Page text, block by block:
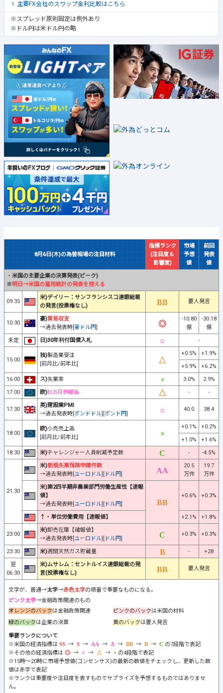
主要FX会社のスワップ金利比較はこちら
※スプレッド原則固定は例外あり
※ドル円は米ドル円の略
8月6日(木)の為替相場の注目材料
指標ランク
(注目度＆
影響度)
市場
予想
値
前回
発表
値
・ 米国の主要企業の決算発表(ピーク)
※明日→米国の雇用統計の発表を控える
09:35
米)デイリー：サンフランシスコ連銀総裁
の発言(投票権なし)
要人発言
10:30
豪)貿易収支
→過去発表時[豪ドル円]
-10.80
億
-30.18
億
未定
日)30年利付国債入札 -
15:00
独)製造業受注
[前月比/前年比]
+0.5%
+1.9%
+5.9%
+6.2%
16:00
ス)失業率 3.0%
2.9%
17:00
欧)ECB月例報告 - -
17:30
英)建設業PMI
→過去発表時[ポンドドル][ポンド円]
40.0 38.4
18:00
欧)小売売上高
[前月比/前年比]
+0.1%
+0.2%
+1.0%
+1.6%
18:30
米)チャレンジャー人員削減予定数 - -4.5%
21:30
米)新規失業保険申請件数
→過去発表時[ユーロドル][ ドル円]
20.5
万件
19.7
万件
米)第2四半期非農業部門労働生産性【速報
値】
→過去発表時[ユーロドル][ ドル円]
+0.6% +0.3%
↑・単位労働費用【速報値】 +2.1% +1.8%
23:00
米)卸売在庫【確報値】
→過去発表時[ユーロドル][ ドル円]
+0.3% +0.3%
23:30 米)週間天然ガス貯蔵量 -
+28
翌
06:30
米)ムサレム：セントルイス連銀総裁の発
言(投票権なし)
要人発言
文字が、普通→太字→赤色太字の順番で重要なものになる。
ピンク太字→金融政策関連のもの
オレンジのバックは金融政策関連 ピンクのバックは米国の材料
緑のバックは企業の決算 黄のバックは要人発言
重要ランクについて
※米国の経済指標は
→ → → → → →
の7段階で表記
※その他の経済指標は
→ → →
の4段階で表記
※15時～20時に市場予想値(コンセンサス)の最新の数値をチェックし、更新した数
値は赤字で表記
※ランクは重要度や注目度を表すものでサプライズを予想するものではありませ
ん。